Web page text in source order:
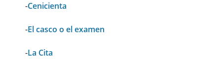
-Cenicienta
-El casco o el examen
-La Cita